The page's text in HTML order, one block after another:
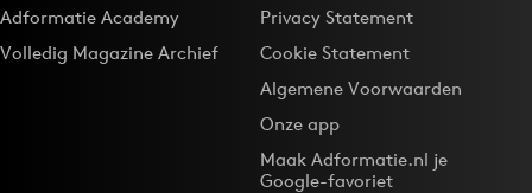
Adformatie Academy
Volledig Magazine Archief
Privacy Statement
Cookie Statement
Algemene Voorwaarden
Onze app
Maak Adformatie.nl je
Google-favoriet